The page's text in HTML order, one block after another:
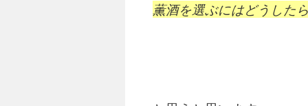
薫酒を選ぶにはどうした